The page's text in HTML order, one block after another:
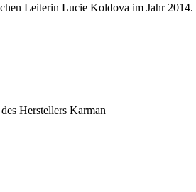
Leiterin Lucie Koldova im Jahr
Herstellers Karman